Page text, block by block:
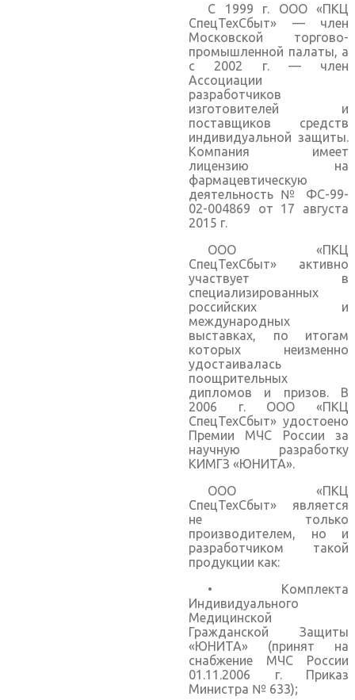
С 1999 г. ООО «ПКЦ
СпецТехСбыт» — член
Московской торгово-
промышленной палаты, а
с 2002 г. — член
Ассоциации
разработчиков
изготовителей и
поставщиков средств
индивидуальной защиты.
Компания имеет
лицензию на
фармацевтическую
деятельность № ФС-99-
02-004869 от 17 августа
2015 г.
ООО «ПКЦ
СпецТехСбыт» активно
участвует в
специализированных
российских и
международных
выставках, по итогам
которых неизменно
удостаивалась
поощрительных
дипломов и призов. В
2006 г. ООО «ПКЦ
СпецТехСбыт» удостоено
Премии МЧС России за
научную разработку
КИМГЗ «ЮНИТА».
ООО «ПКЦ
СпецТехСбыт» является
не только
производителем, но и
разработчиком такой
продукции как:
• Комплекта
Индивидуального
Медицинской
Гражданской Защиты
«ЮНИТА» (принят на
снабжение МЧС России
01.11.2006 г. Приказ
Министра № 633);